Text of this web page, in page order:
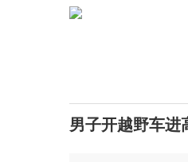
男子开越野车进